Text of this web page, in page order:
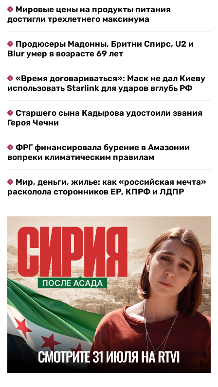
Мировые цены на продукты питания
достигли трехлетнего максимума
Продюсеры Мадонны, Бритни Спирс, U2 и
Blur умер в возрасте 69 лет
«Время договариваться»: Маск не дал Киеву
использовать Starlink для ударов вглубь РФ
Старшего сына Кадырова удостоили звания
Героя Чечни
ФРГ финансировала бурение в Амазонии
вопреки климатическим правилам
Мир, деньги, жилье: как «российская мечта»
расколола сторонников ЕР, КПРФ и ЛДПР